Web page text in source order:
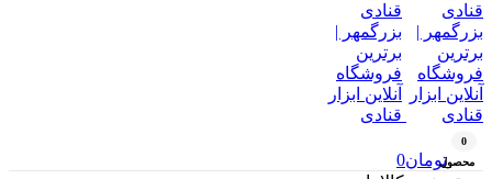
0
محصولتومان0